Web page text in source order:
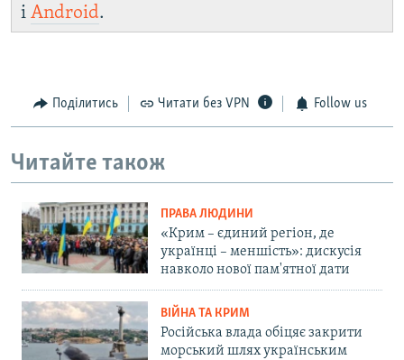
і Android.
Поділитись Читати без VPN Follow us
Читайте також
ПРАВА ЛЮДИНИ
«Крим – єдиний регіон, де
українці – меншість»: дискусія
навколо нової пам'ятної дати
ВІЙНА ТА КРИМ
Російська влада обіцяє закрити
морський шлях українським